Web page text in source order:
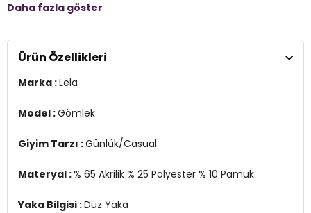
Yaka Bilgisi :Düz Yaka
Kol Bilgisi :Uzun Kol
Cep Bilgisi :Çift Cepli
Kalıp Bilgisi : Rahat Kesim
60 cm / Basen : 90 cm / Beden : S
YERLİ ÜRETİM
2DK42190490.08
Daha fazla göster
Ürün Özellikleri
Marka :Lela
Model :Gömlek
Giyim Tarzı :Günlük/Casual
Materyal :% 65 Akrilik % 25 Polyester % 10 Pamuk
Yaka Bilgisi :Düz Yaka